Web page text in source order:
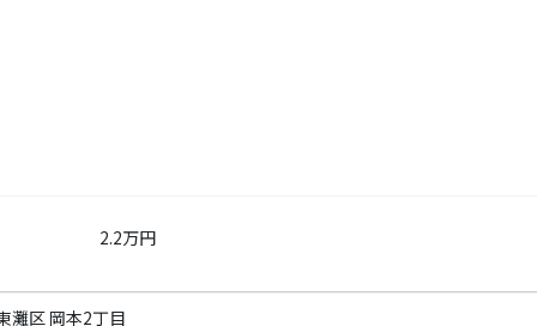
2.2万円
灘区 岡本2丁目